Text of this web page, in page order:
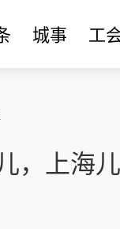
城事 工
，上海